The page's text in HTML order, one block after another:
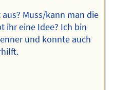
Muss/kann man die
ihr eine Idee? Ich bin
und konnte auch